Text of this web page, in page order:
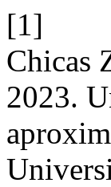
[1]
Chicas
2023.